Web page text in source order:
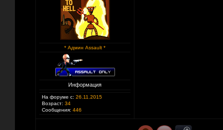
* Админ Assault *
Информация
На форуме с: 26.11.2015
Возраст: 34
Сообщения: 446